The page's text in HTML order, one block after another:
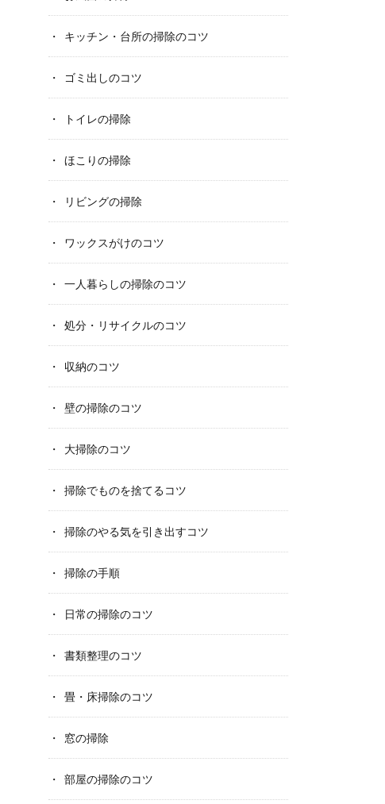
キッチン・台所の掃除のコツ
ゴミ出しのコツ
トイレの掃除
ほこりの掃除
リビングの掃除
ワックスがけのコツ
一人暮らしの掃除のコツ
処分・リサイクルのコツ
収納のコツ
壁の掃除のコツ
大掃除のコツ
掃除でものを捨てるコツ
掃除のやる気を引き出すコツ
掃除の手順
日常の掃除のコツ
書類整理のコツ
畳・床掃除のコツ
窓の掃除
部屋の掃除のコツ